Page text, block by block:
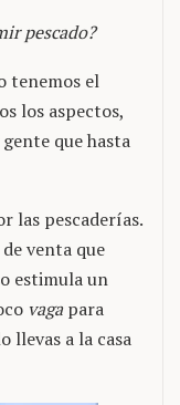
pescado?
tenemos el
los aspectos,
que hasta
las pescaderías.
venta que
estimula un
vagapara
llevas a la casa